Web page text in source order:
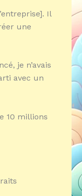
Il
une
je n’avais
avec un
10 millions